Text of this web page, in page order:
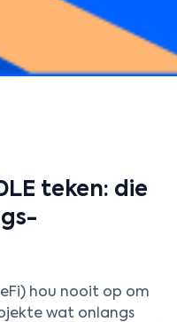
teken: die
hou nooit op om
wat onlangs